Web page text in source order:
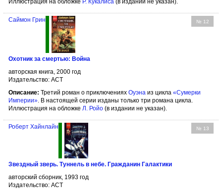
Иллюстрация на обложке Р. Кукалиса (в издании не указан).
№ 12
Саймон Грин
Охотник за смертью: Война
авторская книга, 2000 год
Издательство: АСТ
Описание: Третий роман о приключениях Оуэна из цикла «Сумерки
Империи». В настоящей серии изданы только три романа цикла.
Иллюстрация на обложке Л. Ройо (в издании не указан).
№ 13
Роберт Хайнлайн
Звездный зверь. Туннель в небе. Гражданин Галактики
авторский сборник, 1993 год
Издательство: АСТ